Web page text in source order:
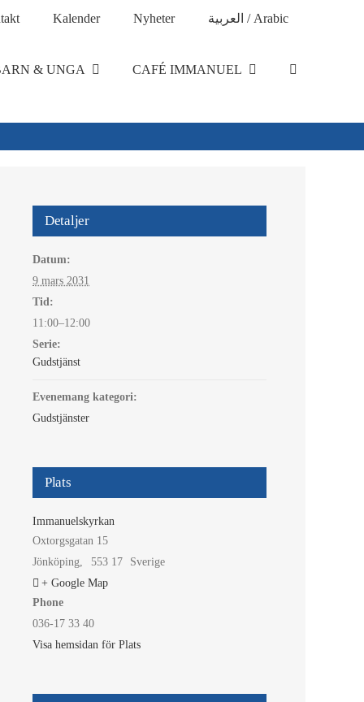
Kalender Nyheter العربية / Arabic
& UNGA CAFÉ IMMANUEL
Detaljer
Datum:
9 mars 2031
Tid:
11:00–12:00
Serie:
Gudstjänst
Evenemang kategori:
Gudstjänster
Plats
Immanuelskyrkan
Oxtorgsgatan 15
Jönköping, 553 17
Sverige
+ Google Map
Phone
036-17 33 40
Visa hemsidan för Plats